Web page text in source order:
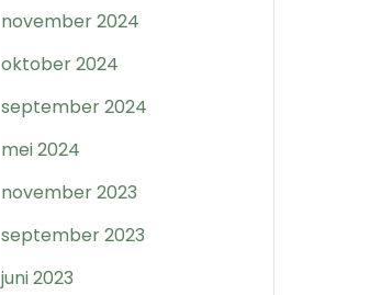
november 2024
oktober 2024
september 2024
mei 2024
november 2023
september 2023
juni 2023